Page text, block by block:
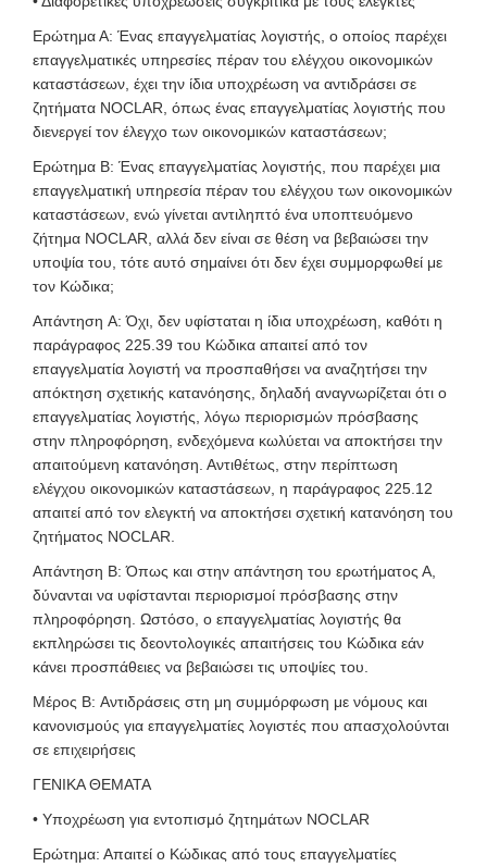
Ερώτημα Α: Ένας επαγγελματίας λογιστής, ο οποίος παρέχει
επαγγελματικές υπηρεσίες πέραν του ελέγχου οικονομικών
καταστάσεων, έχει την ίδια υποχρέωση να αντιδράσει σε
ζητήματα NOCLAR, όπως ένας επαγγελματίας λογιστής που
διενεργεί τον έλεγχο των οικονομικών καταστάσεων;
Ερώτημα Β: Ένας επαγγελματίας λογιστής, που παρέχει μια
επαγγελματική υπηρεσία πέραν του ελέγχου των οικονομικών
καταστάσεων, ενώ γίνεται αντιληπτό ένα υποπτευόμενο
ζήτημα NOCLAR, αλλά δεν είναι σε θέση να βεβαιώσει την
υποψία του, τότε αυτό σημαίνει ότι δεν έχει συμμορφωθεί με
τον Κώδικα;
Απάντηση A: Όχι, δεν υφίσταται η ίδια υποχρέωση, καθότι η
παράγραφος 225.39 του Κώδικα απαιτεί από τον
επαγγελματία λογιστή να προσπαθήσει να αναζητήσει την
απόκτηση σχετικής κατανόησης, δηλαδή αναγνωρίζεται ότι ο
επαγγελματίας λογιστής, λόγω περιορισμών πρόσβασης
στην πληροφόρηση, ενδεχόμενα κωλύεται να αποκτήσει την
απαιτούμενη κατανόηση. Αντιθέτως, στην περίπτωση
ελέγχου οικονομικών καταστάσεων, η παράγραφος 225.12
απαιτεί από τον ελεγκτή να αποκτήσει σχετική κατανόηση του
ζητήματος NOCLAR.
Απάντηση B: Όπως και στην απάντηση του ερωτήματος Α,
δύνανται να υφίστανται περιορισμοί πρόσβασης στην
πληροφόρηση. Ωστόσο, ο επαγγελματίας λογιστής θα
εκπληρώσει τις δεοντολογικές απαιτήσεις του Κώδικα εάν
κάνει προσπάθειες να βεβαιώσει τις υποψίες του.
Μέρος Β: Αντιδράσεις στη μη συμμόρφωση με νόμους και
κανονισμούς για επαγγελματίες λογιστές που απασχολούνται
σε επιχειρήσεις
ΓΕΝΙΚΑ ΘΕΜΑΤΑ
• Υποχρέωση για εντοπισμό ζητημάτων NOCLAR
Ερώτημα: Απαιτεί ο Κώδικας από τους επαγγελματίες